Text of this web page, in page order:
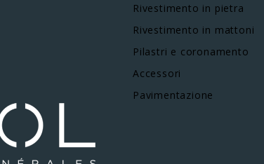
Rivestimento in pietra
Rivestimento in mattoni
Pilastri e coronamento
Accessori
Pavimentazione